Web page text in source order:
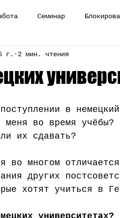
Семинар
Магистратура
г. 2 мин. чтения
в
меня во время учёбы?
их сдавать?
во многом
других
хотят учиться в
университетах?